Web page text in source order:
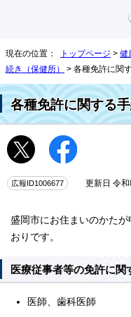
現在の位置： トップページ > 健
続き（保健所）
> 各種免許に関
各種免許に関する
広報ID1006677 更新日 令和
盛岡市にお住まいのかた
おりです。
医療従事者等の免許に関
医師、歯科医師